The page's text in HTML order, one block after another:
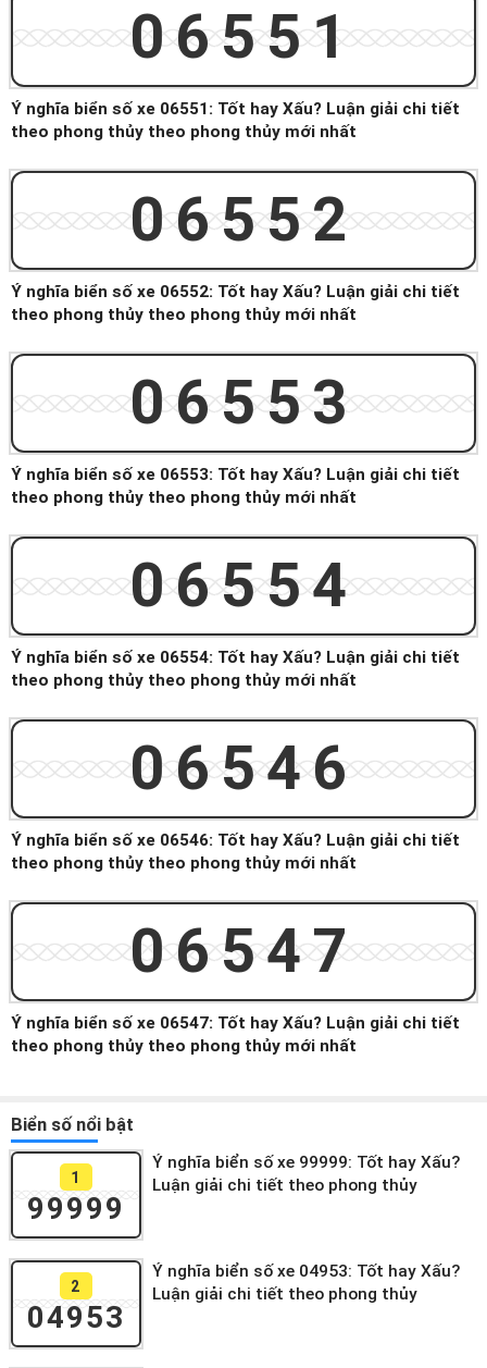
06551
Ý nghĩa biển số xe 06551: Tốt hay Xấu? Luận giải chi tiết
theo phong thủy theo phong thủy mới nhất
06552
Ý nghĩa biển số xe 06552: Tốt hay Xấu? Luận giải chi tiết
theo phong thủy theo phong thủy mới nhất
06553
Ý nghĩa biển số xe 06553: Tốt hay Xấu? Luận giải chi tiết
theo phong thủy theo phong thủy mới nhất
06554
Ý nghĩa biển số xe 06554: Tốt hay Xấu? Luận giải chi tiết
theo phong thủy theo phong thủy mới nhất
06546
Ý nghĩa biển số xe 06546: Tốt hay Xấu? Luận giải chi tiết
theo phong thủy theo phong thủy mới nhất
06547
Ý nghĩa biển số xe 06547: Tốt hay Xấu? Luận giải chi tiết
theo phong thủy theo phong thủy mới nhất
Biển số nổi bật
1
99999
Ý nghĩa biển số xe 99999: Tốt hay Xấu?
Luận giải chi tiết theo phong thủy
2
04953
Ý nghĩa biển số xe 04953: Tốt hay Xấu?
Luận giải chi tiết theo phong thủy